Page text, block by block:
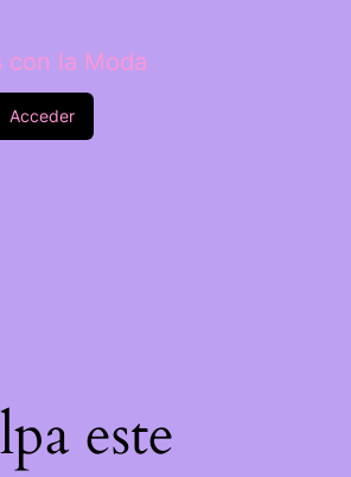
con la Moda
Acceder
este